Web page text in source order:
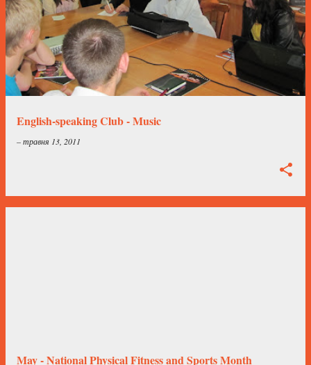
English-speaking Club - Music
–травня 13, 2011
May - National Physical Fitness and Sports Month